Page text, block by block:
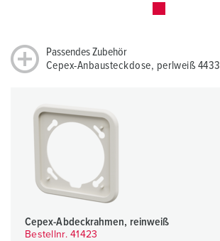
Passendes Zubehör
Cepex-Anbausteckdose, perlweiß 4433
Cepex-Abdeckrahmen, reinweiß
Bestellnr. 41423